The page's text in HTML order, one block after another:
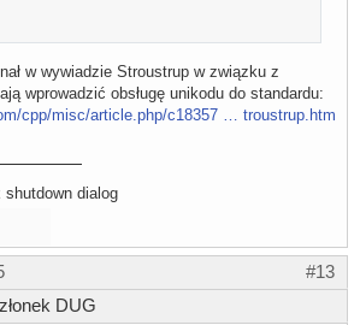
w wywiadzie Stroustrup w związku z
wprowadzić obsługę unikodu do standardu:
cpp/misc/article.php/c18357 … troustrup.htm
shutdown dialog
#13
DUG